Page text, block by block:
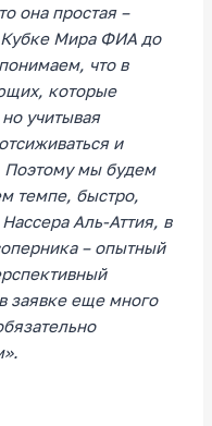
она простая –
Кубке Мира ФИА до
что в
которые
учитывая
и
Поэтому мы будем
темпе, быстро,
Аль-Аттия, в
– опытный
заявке еще много